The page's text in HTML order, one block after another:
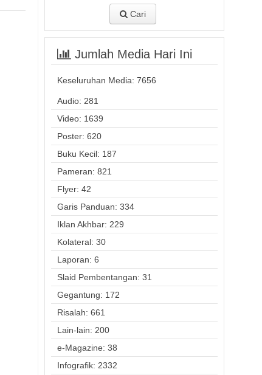
Cari
Jumlah Media Hari Ini
Keseluruhan Media: 7656
Audio: 281
Video: 1639
Poster: 620
Buku Kecil: 187
Pameran: 821
Flyer: 42
Garis Panduan: 334
Iklan Akhbar: 229
Kolateral: 30
Laporan: 6
Slaid Pembentangan: 31
Gegantung: 172
Risalah: 661
Lain-lain: 200
e-Magazine: 38
Infografik: 2332